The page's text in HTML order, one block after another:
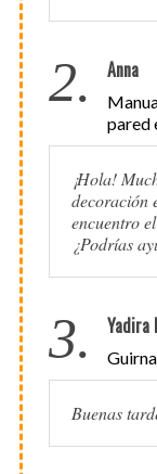
2. Anna
pared
¡Hola!
decoración
encuentro
¿Podrías
3. Yadira
Buenas